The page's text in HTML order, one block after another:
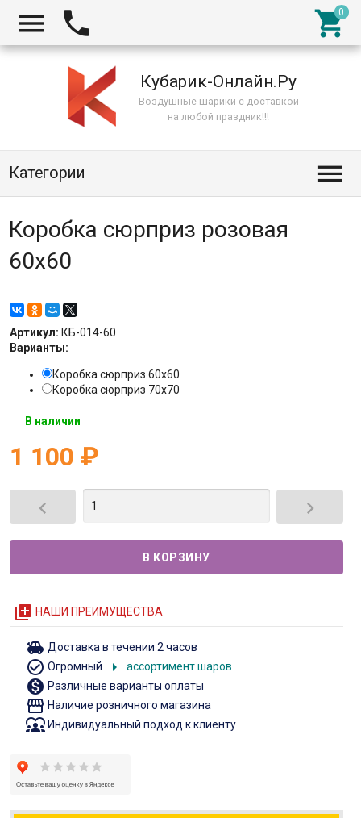
  
Кубарик-Онлайн.Ру
Воздушные шарики с доставкой
на любой праздник!!!
Категории 
Коробка сюрприз розовая
60х60
Артикул: КБ-014-60
Варианты:
Коробка сюрприз 60х60
Коробка сюрприз 70х70
В наличии
1 100 ₽
 
queue НАШИ ПРЕИМУЩЕСТВА
toys Доставка в течении 2 часов
check_circle_outline Огромный arrow_right ассортимент шаров
monetization_on Различные варианты оплаты
storefront Наличие розничного магазина
diversity_1Индивидуальный подход к клиенту